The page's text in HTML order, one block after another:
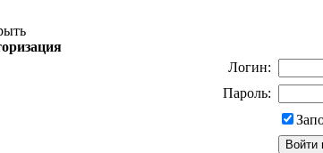
Логин:
Пароль: